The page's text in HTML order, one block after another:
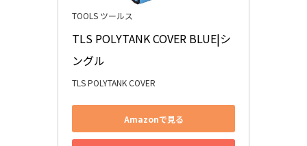
TOOLS ツールス
TLS POLYTANK COVER BLUE|シ
ングル
TLS POLYTANK COVER
Amazonで見る